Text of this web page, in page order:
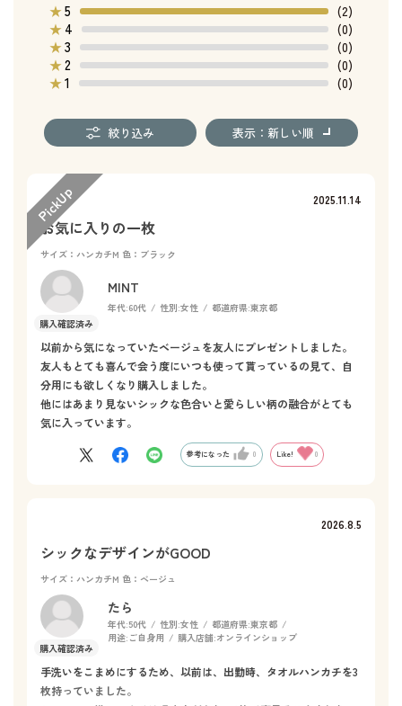
★5
(2)
★ 4
(0)
★3
(0)
★2
(0)
★1 (0)
絞り込み 表示：新しい順
2025.11.14
お気に入りの一枚
サイズ：ハンカチM 色：ブラック
MINT
年代:60代 性別:女性 都道府県:東京都
以前から気になっていたベージュを友人にプレゼントしました。
友人もとても喜んで会う度にいつも使って貰っているの見て、自
分用にも欲しくなり購入しました。
他にはあまり見ないシックな色合いと愛らしい柄の融合がとても
気に入っています。
参考になった 0 Like! 0
2026.8.5
シックなデザインがGOOD
サイズ：ハンカチM 色：ベージュ
たら
年代:50代 性別:女性 都道府県:東京都
用途: ご自身用 購入店舗:オンラインショップ
手洗いをこまめにするため、以前は、出勤時、タオルハンカチを3
枚持っていました。